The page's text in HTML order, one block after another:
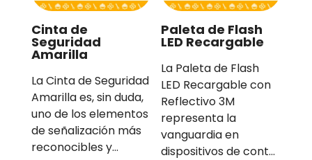
Cinta de
Seguridad
Amarilla
La Cinta de Seguridad
Amarilla es, sin duda,
uno de los elementos
de señalización más
reconocibles y…
Paleta de Flash
LED Recargable
La Paleta de Flash
LED Recargable con
Reflectivo 3M
representa la
vanguardia en
dispositivos de cont…